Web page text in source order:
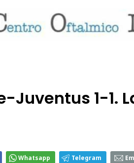
Juventus 1-1.
Whatsapp Telegram